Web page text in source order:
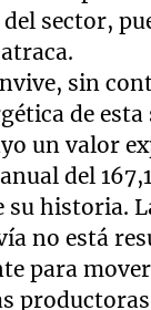
sector,
sin
de
un valor
del
historia.
no está
para